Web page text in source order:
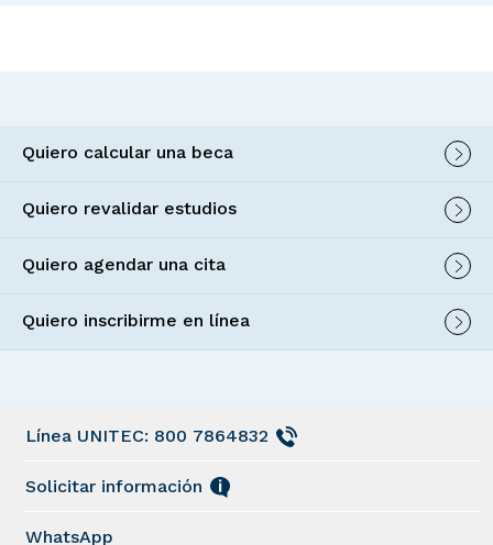
Quiero calcular una beca
Quiero revalidar estudios
Quiero agendar una cita
Quiero inscribirme en línea
Línea UNITEC: 800 7864832
Solicitar información
WhatsApp